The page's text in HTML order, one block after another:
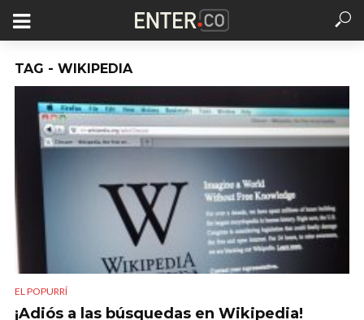
TAG - WIKIPEDIA
EL POPURRÍ
¡Adiós a las búsquedas en Wikipedia!